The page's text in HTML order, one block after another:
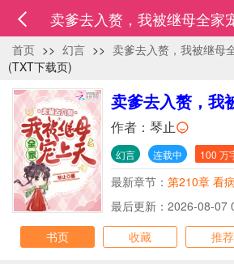
卖爹去入赘，我被继母全家
首页 >> 幻言 >> 卖爹去入赘，我被继母
(TXT下载页)
卖爹去入赘，我
作者： 琴止
幻言 连载中 100 万
最新章节： 第210章 看病
最后更新：2026-08-07
书页
收藏 推荐